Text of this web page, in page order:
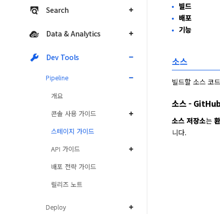
Search
Data & Analytics
Dev Tools
Pipeline
개요
콘솔 사용 가이드
스테이지 가이드
API 가이드
배포 전략 가이드
릴리즈 노트
Deploy
빌드
배포
기능
소스
빌드할 소스 코
소스 -
소스 저장소는
니다.